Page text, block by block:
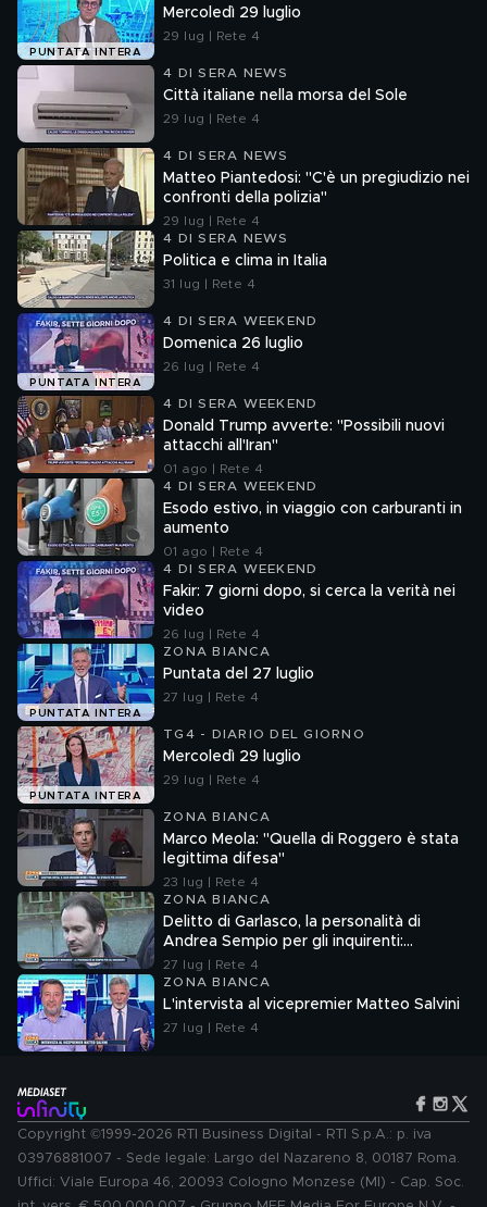
PUNTATA INTERA
Mercoledì 29 luglio
29 lug | Rete 4
4 DI SERA NEWS
Città italiane nella morsa del Sole
29 lug | Rete 4
4 DI SERA NEWS
Matteo Piantedosi: "C'è un pregiudizio nei
confronti della polizia"
29 lug | Rete 4
4 DI SERA NEWS
Politica e clima in Italia
31 lug | Rete 4
PUNTATA INTERA
4 DI SERA WEEKEND
Domenica 26 luglio
26 lug | Rete 4
4 DI SERA WEEKEND
Donald Trump avverte: "Possibili nuovi
attacchi all'Iran"
01 ago | Rete 4
4 DI SERA WEEKEND
Esodo estivo, in viaggio con carburanti in
aumento
01 ago | Rete 4
4 DI SERA WEEKEND
Fakir: 7 giorni dopo, si cerca la verità nei
video
26 lug | Rete 4
PUNTATA INTERA
ZONA BIANCA
Puntata del 27 luglio
27 lug | Rete 4
PUNTATA INTERA
TG4 - DIARIO DEL GIORNO
Mercoledì 29 luglio
29 lug | Rete 4
ZONA BIANCA
Marco Meola: "Quella di Roggero è stata
legittima difesa"
23 lug | Rete 4
ZONA BIANCA
Delitto di Garlasco, la personalità di
Andrea Sempio per gli inquirenti:
"Ossessionato e bugiardo"
27 lug | Rete 4
ZONA BIANCA
L'intervista al vicepremier Matteo Salvini
27 lug | Rete 4
Copyright ©1999-2026 RTI Business Digital - RTI S.p.A.: p. iva
03976881007 - Sede legale: Largo del Nazareno 8, 00187 Roma.
Uffici: Viale Europa 46, 20093 Cologno Monzese (MI) - Cap. Soc.